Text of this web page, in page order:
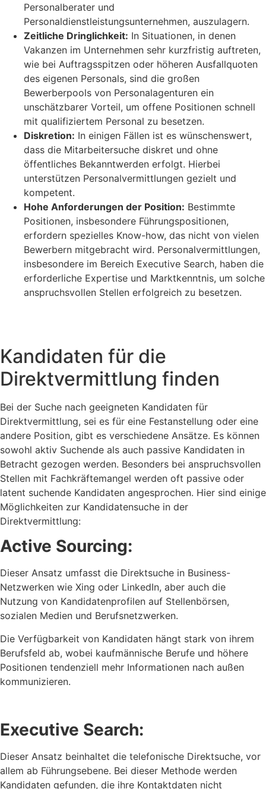
Personalberater und
Personaldienstleistungsunternehmen, auszulagern.
Zeitliche Dringlichkeit: In Situationen, in denen
Vakanzen im Unternehmen sehr kurzfristig auftreten,
wie bei Auftragsspitzen oder höheren Ausfallquoten
des eigenen Personals, sind die großen
Bewerberpools von Personalagenturen ein
unschätzbarer Vorteil, um offene Positionen schnell
mit qualifiziertem Personal zu besetzen.
Diskretion: In einigen Fällen ist es wünschenswert,
dass die Mitarbeitersuche diskret und ohne
öffentliches Bekanntwerden erfolgt. Hierbei
unterstützen Personalvermittlungen gezielt und
kompetent.
Hohe Anforderungen der Position: Bestimmte
Positionen, insbesondere Führungspositionen,
erfordern spezielles Know-how, das nicht von vielen
Bewerbern mitgebracht wird. Personalvermittlungen,
insbesondere im Bereich Executive Search, haben die
erforderliche Expertise und Marktkenntnis, um solche
anspruchsvollen Stellen erfolgreich zu besetzen.
Kandidaten für die
Direktvermittlung finden
Bei der Suche nach geeigneten Kandidaten für
Direktvermittlung, sei es für eine Festanstellung oder eine
andere Position, gibt es verschiedene Ansätze. Es können
sowohl aktiv Suchende als auch passive Kandidaten in
Betracht gezogen werden. Besonders bei anspruchsvollen
Stellen mit Fachkräftemangel werden oft passive oder
latent suchende Kandidaten angesprochen. Hier sind einige
Möglichkeiten zur Kandidatensuche in der
Direktvermittlung:
Active Sourcing:
Dieser Ansatz umfasst die Direktsuche in Business-
Netzwerken wie Xing oder LinkedIn, aber auch die
Nutzung von Kandidatenprofilen auf Stellenbörsen,
sozialen Medien und Berufsnetzwerken.
Die Verfügbarkeit von Kandidaten hängt stark von ihrem
Berufsfeld ab, wobei kaufmännische Berufe und höhere
Positionen tendenziell mehr Informationen nach außen
kommunizieren.
Executive Search:
Dieser Ansatz beinhaltet die telefonische Direktsuche, vor
allem ab Führungsebene. Bei dieser Methode werden
Kandidaten gefunden, die ihre Kontaktdaten nicht